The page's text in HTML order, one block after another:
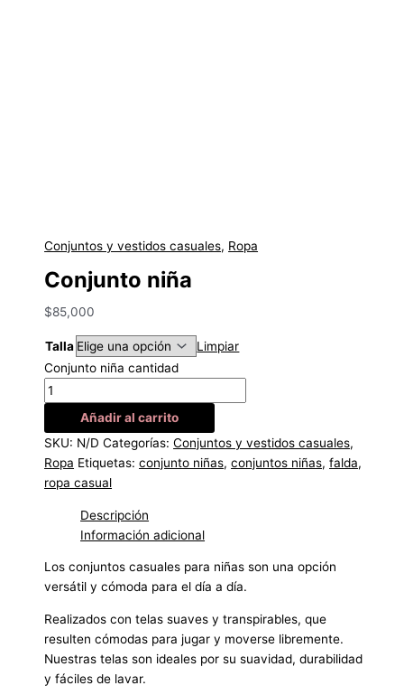
Conjuntos y vestidos casuales, Ropa
Conjunto niña
$85,000
Talla
Limpiar
Conjunto niña cantidad
Añadir al carrito
SKU: N/D Categorías:Conjuntos y vestidos casuales,
Ropa Etiquetas:conjunto niñas,conjuntos niñas,falda,
ropa casual
Descripción
Información adicional
Los conjuntos casuales para niñas son una opción
versátil y cómoda para el día a día.
Realizados con telas suaves y transpirables, que
resulten cómodas para jugar y moverse libremente.
Nuestras telas son ideales por su suavidad, durabilidad
y fáciles de lavar.